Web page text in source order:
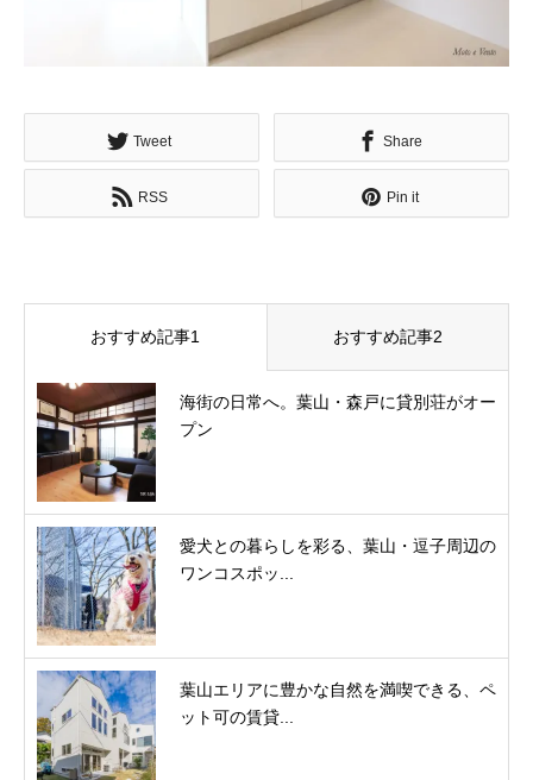
Tweet Share
RSS Pin it
おすすめ記事1 おすすめ記事2
海街の日常へ。葉山・森戸に貸別荘がオー
プン
愛犬との暮らしを彩る、葉山・逗子周辺の
ワンコスポッ...
葉山エリアに豊かな自然を満喫できる、ペ
ット可の賃貸...